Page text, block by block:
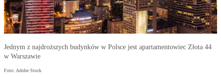
Jednym z najdroższych budynków w Polsce jest apartamentowiec Złota 44
w Warszawie
Foto: Adobe Stock